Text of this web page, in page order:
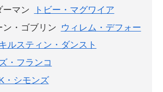
ーマン
トビー・マグワイア
ン・ゴブリン
ウィレム・デフォー
ルスティン・ダンスト
・フランコ
・シモンズ